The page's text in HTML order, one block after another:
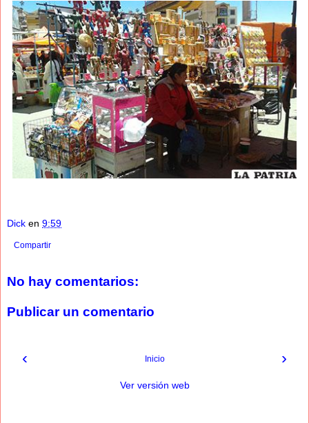
Dick en 9:59
Compartir
No hay comentarios:
Publicar un comentario
‹ ›
Inicio
Ver versión web